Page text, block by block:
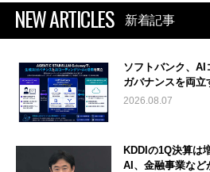
NEW ARTICLES 新着記事
ソフトバンク、AI
ガバナンスを両立
2026.08.07
KDDIの1Q決算
AI、金融事業など